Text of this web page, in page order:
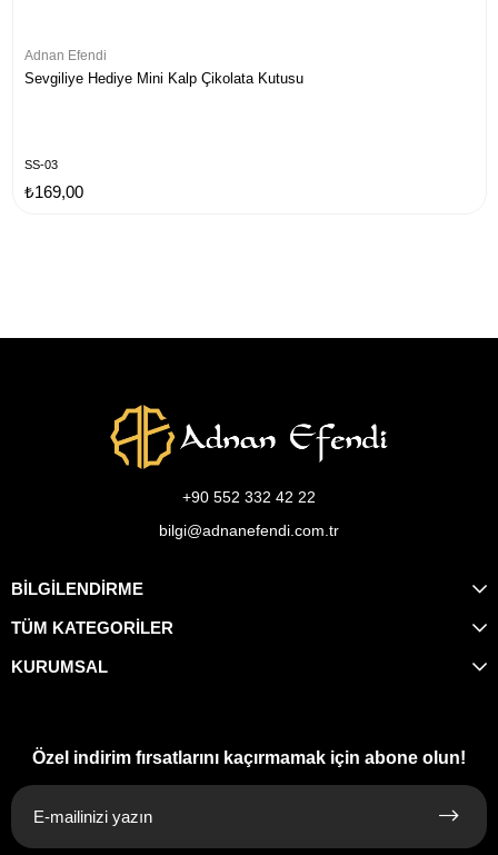
Adnan Efendi
Sevgiliye Hediye Mini Kalp Çikolata Kutusu
SS-03
₺169,00
+90 552 332 42 22
bilgi@adnanefendi.com.tr
BİLGİLENDİRME
TÜM KATEGORİLER
KURUMSAL
Özel indirim fırsatlarını kaçırmamak için abone olun!